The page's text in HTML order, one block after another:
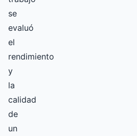
se
evaluó
el
rendimiento
y
la
calidad
de
un